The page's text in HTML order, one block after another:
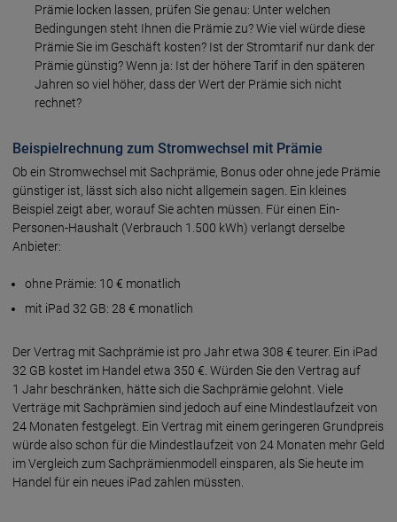
Prämie locken lassen, prüfen Sie genau: Unter welchen
Bedingungen steht Ihnen die Prämie zu? Wie viel würde diese
Prämie Sie im Geschäft kosten? Ist der Stromtarif nur dank der
Prämie günstig? Wenn ja: Ist der höhere Tarif in den späteren
Jahren so viel höher, dass der Wert der Prämie sich nicht
rechnet?
Beispielrechnung zum Stromwechsel mit Prämie
Ob ein Stromwechsel mit Sachprämie, Bonus oder ohne jede Prämie
günstiger ist, lässt sich also nicht allgemein sagen. Ein kleines
Beispiel zeigt aber, worauf Sie achten müssen. Für einen Ein-
Personen-Haushalt (Verbrauch 1.500 kWh) verlangt derselbe
Anbieter:
ohne Prämie: 10 € monatlich
mit iPad 32 GB: 28 € monatlich
Der Vertrag mit Sachprämie ist pro Jahr etwa 308 € teurer. Ein iPad
32 GB kostet im Handel etwa 350 €. Würden Sie den Vertrag auf
1 Jahr beschränken, hätte sich die Sachprämie gelohnt. Viele
Verträge mit Sachprämien sind jedoch auf eine Mindestlaufzeit von
24 Monaten festgelegt. Ein Vertrag mit einem geringeren Grundpreis
würde also schon für die Mindestlaufzeit von 24 Monaten mehr Geld
im Vergleich zum Sachprämienmodell einsparen, als Sie heute im
Handel für ein neues iPad zahlen müssten.